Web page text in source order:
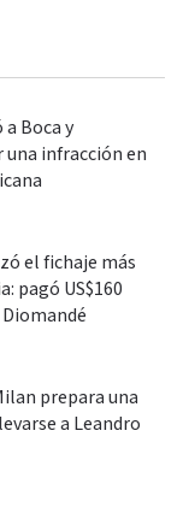
Boca y
infracción en
el fichaje más
pagó US$160
prepara una
a Leandro